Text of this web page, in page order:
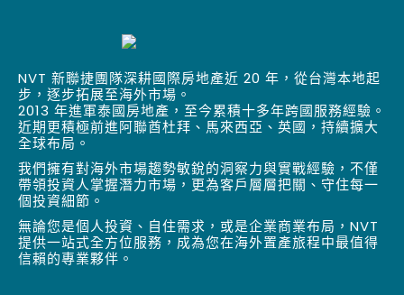
NVT 新聯捷團隊深耕國際房地產近 20 年，從台灣本地起
步，逐步拓展至海外市場。
2013 年進軍泰國房地產，至今累積十多年跨國服務經驗。
近期更積極前進阿聯酋杜拜、馬來西亞、英國，持續擴大
全球布局。
我們擁有對海外市場趨勢敏銳的洞察力與實戰經驗，不僅
帶領投資人掌握潛力市場，更為客戶層層把關、守住每一
個投資細節。
無論您是個人投資、自住需求，或是企業商業布局，NVT
提供一站式全方位服務，成為您在海外置產旅程中最值得
信賴的專業夥伴。